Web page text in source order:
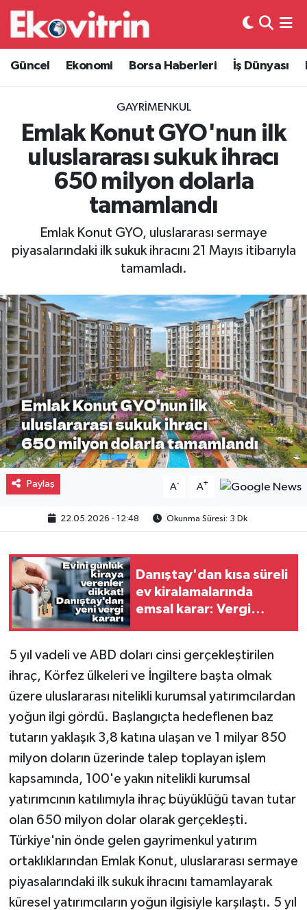
Güncel Ekonomi Borsa Haberleri İş Dünyası
GAYRIMENKUL
Emlak Konut GYO'nun ilk
uluslararası sukuk ihracı
650 milyon dolarla
tamamlandı
Emlak Konut GYO, uluslararası sermaye
piyasalarındaki ilk sukuk ihracını 21 Mayıs itibarıyla
tamamladı.
Paylaş A- A+
22.05.2026 - 12:48 Okunma Süresi: 3 Dk
Danıştay'dan kısa süreli
ev kiralamalarında
emsal karar: Vergi
5 yıl vadeli ve ABD doları cinsi gerçekleştirilen
ihraç, Körfez ülkeleri ve İngiltere başta olmak
üzere uluslararası nitelikli kurumsal yatırımcılardan
yoğun ilgi gördü. Başlangıçta hedeflenen baz
tutarın yaklaşık 3,8 katına ulaşan ve 1 milyar 850
milyon doların üzerinde talep toplayan işlem
kapsamında, 100'e yakın nitelikli kurumsal
yatırımcının katılımıyla ihraç büyüklüğü tavan tutar
olan 650 milyon dolar olarak gerçekleşti.
Türkiye'nin önde gelen gayrimenkul yatırım
ortaklıklarından Emlak Konut, uluslararası sermaye
piyasalarındaki ilk sukuk ihracını tamamlayarak
küresel yatırımcıların yoğun ilgisiyle karşılaştı. 5 yıl
Güncel
Ekonomi
Borsa Haberleri
İş Dünyası
Lojistik
Otovitrin
Magazin
Gayrimenkul
Spor
Eğitim
Hava Durumu
Trafik Durumu
Süper Lig Puan Durumu ve Fikstür
Tüm Manşetler
Son Dakika Haberleri
Haber Arşivi